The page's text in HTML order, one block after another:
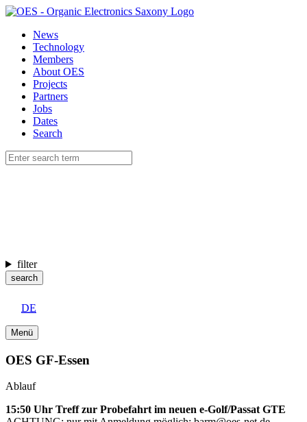
News
Technology
Members
About OES
Projects
Partners
Jobs
Dates
Search
filter
search
DE
Menü
OES GF-Essen
Ablauf
15:50 Uhr Treff zur Probefahrt im neuen e-Golf/Passat GTE